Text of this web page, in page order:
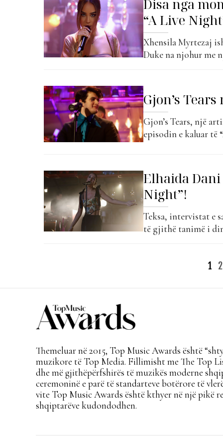
madhe muzikën.
Disa nga
“A Live
Xhensila Myrtezaj
Duke na njohur me
vështirësitë...
Gjon’s
Gjon’s Tears, një
episodin e kaluar të
muzikore, por...
Elhaida
Night”!
Teksa, intervistat e
të gjithë tanimë i
interviste ndryshe
1 2
Themeluar në 2015, Top Music Awards është
muzikore të Top Media. Fillimisht me The Top
dhe më gjithëpërfshirës të muzikës moderne
ceremoninë e parë të standarteve botërore të
vite Top Music Awards është kthyer në një pikë
shqiptarëve kudondodhen.